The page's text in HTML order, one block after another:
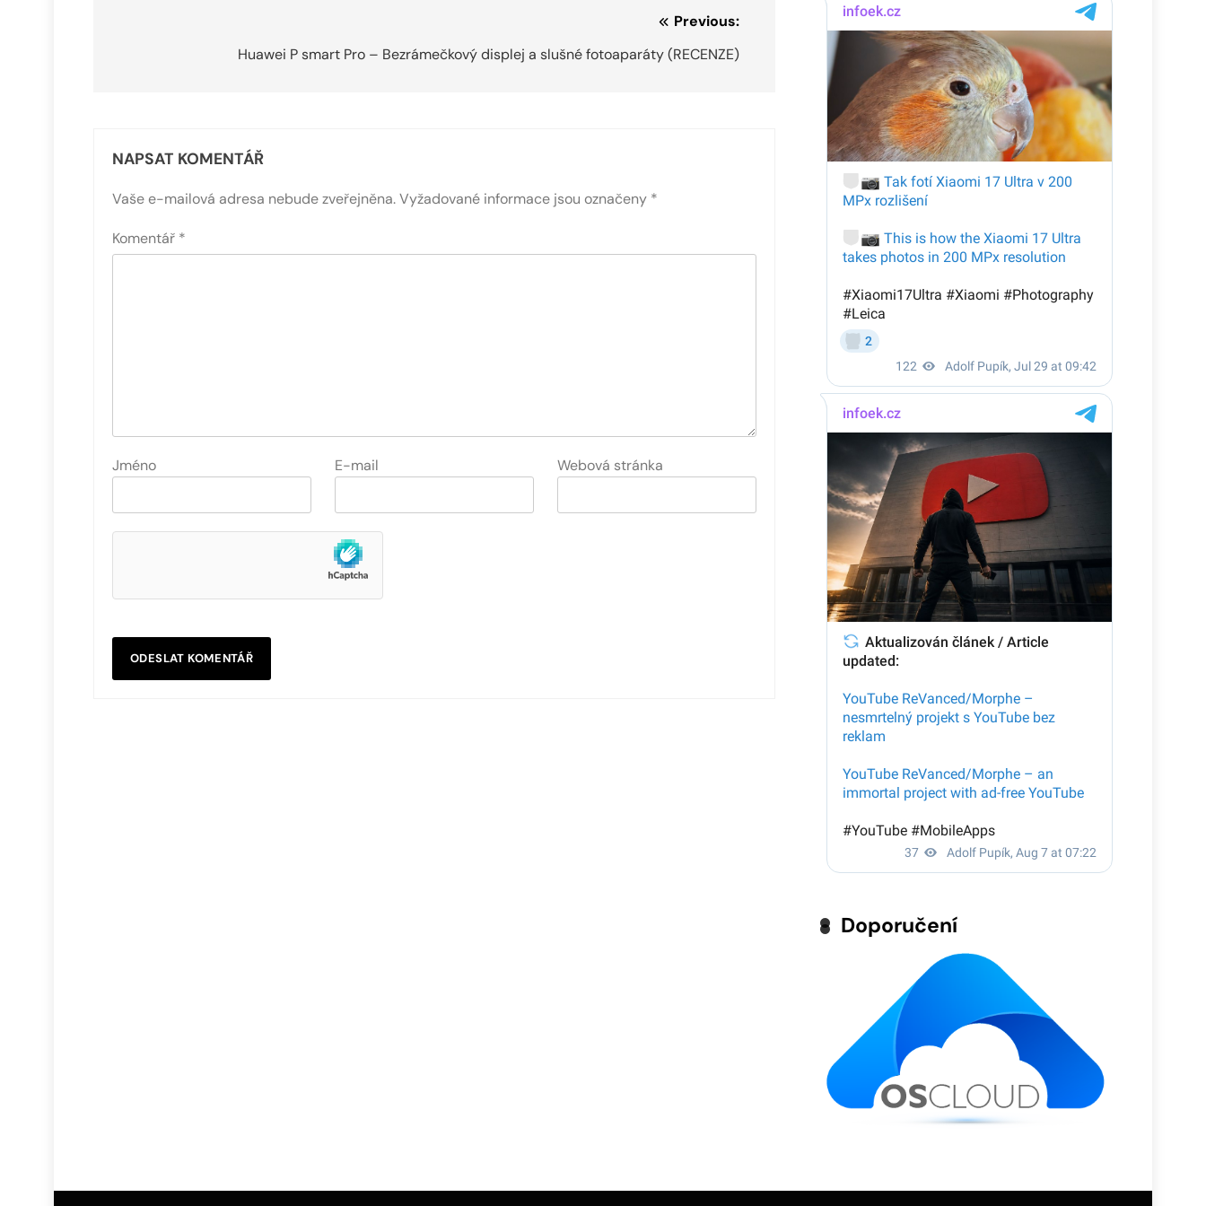
Previous:
Huawei P smart Pro – Bezrámečkový displej a slušné fotoaparáty (RECENZE)
NAPSAT KOMENTÁŘ
Vaše e-mailová adresa nebude zveřejněna.Vyžadované informace jsou označeny *
Komentář *
Jméno E-mail Webová stránka
Doporučení